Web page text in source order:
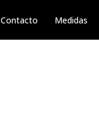
Contacto Medidas